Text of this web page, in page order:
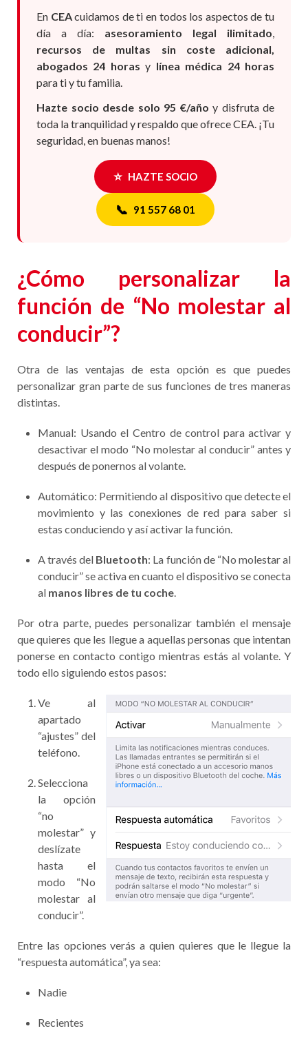
En CEAcuidamos de ti en todos los aspectos de tu
día a día: asesoramiento legal ilimitado,
recursos de multas sin coste adicional,
abogados 24 horas y línea médica 24 horas
para ti y tu familia.
Hazte socio desde solo 95 €/año y disfruta de
toda la tranquilidad y respaldo que ofrece CEA. ¡Tu
seguridad, en buenas manos!
⭐ HAZTE SOCIO
📞 91 557 68 01
¿Cómo personalizar la
función de “No molestar al
conducir”?
Otra de las ventajas de esta opción es que puedes
personalizar gran parte de sus funciones de tres maneras
distintas.
Manual: Usando el Centro de control para activar y
desactivar el modo “No molestar al conducir” antes y
después de ponernos al volante.
Automático: Permitiendo al dispositivo que detecte el
movimiento y las conexiones de red para saber si
estas conduciendo y así activar la función.
A través del Bluetooth: La función de “No molestar al
conducir” se activa en cuanto el dispositivo se conecta
al manos libres de tu coche.
Por otra parte, puedes personalizar también el mensaje
que quieres que les llegue a aquellas personas que intentan
ponerse en contacto contigo mientras estás al volante. Y
todo ello siguiendo estos pasos:
Ve al
apartado
“ajustes” del
teléfono.
Selecciona
la opción
“no
molestar” y
deslízate
hasta el
modo “No
molestar al
conducir”.
Entre las opciones verás a quien quieres que le llegue la
“respuesta automática”, ya sea:
Nadie
Recientes